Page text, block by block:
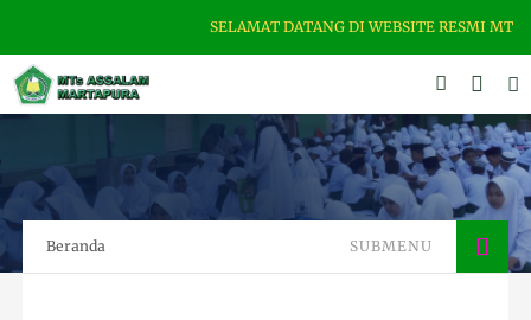
SELAMAT DATANG DI WEBSITE RESMI MTS
Beranda SUBMENU